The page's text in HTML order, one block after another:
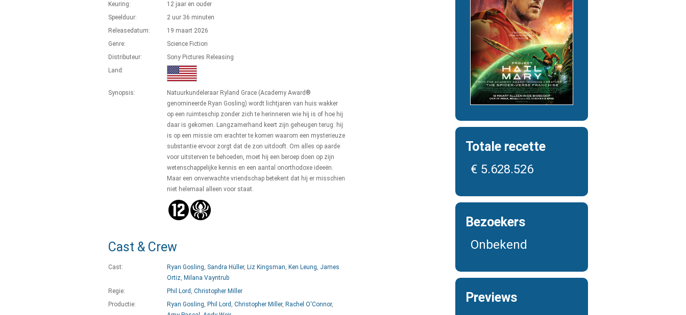
Keuring:
12 jaar en ouder
Speelduur:
2 uur 36 minuten
Releasedatum:
19 maart 2026
Genre:
Science Fiction
Distributeur:
Sony Pictures Releasing
Land:
Synopsis:
Natuurkundeleraar Ryland Grace (Academy Award®
genomineerde Ryan Gosling) wordt lichtjaren van huis wakker
op een ruimteschip zonder zich te herinneren wie hij is of hoe hij
daar is gekomen. Langzamerhand keert zijn geheugen terug: hij
is op een missie om erachter te komen waarom een mysterieuze
substantie ervoor zorgt dat de zon uitdooft. Om alles op aarde
voor uitsterven te behoeden, moet hij een beroep doen op zijn
wetenschappelijke kennis en een aantal onorthodoxe ideeën.
Maar een onverwachte vriendschap betekent dat hij er misschien
niet helemaal alleen voor staat.
Cast & Crew
Cast: Ryan Gosling, Sandra Hüller, Liz Kingsman, Ken Leung, James
Ortiz, Milana Vayntrub
Regie:
Phil Lord , Christopher Miller
Productie:
Ryan Gosling, Phil Lord , Christopher Miller, Rachel O'Connor,
Totale recette
€ 5.628.526
Bezoekers
Onbekend
Previews